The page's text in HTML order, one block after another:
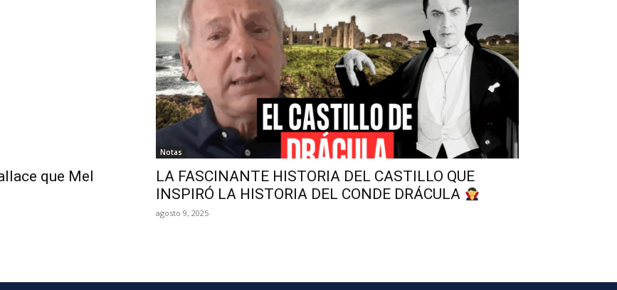
que Mel
Notas
LA FASCINANTE HISTORIA DEL CASTILLO QUE
INSPIRÓ LA HISTORIA DEL CONDE DRÁCULA
agosto 9, 2025